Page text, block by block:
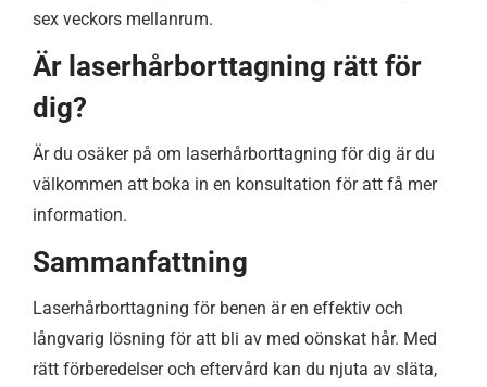
sex veckors mellanrum.
Är laserhårborttagning rätt för
dig?
Är du osäker på om laserhårborttagning för dig är du
välkommen att boka in en konsultation för att få mer
information.
Sammanfattning
Laserhårborttagning för benen är en effektiv och
långvarig lösning för att bli av med oönskat hår. Med
rätt förberedelser och eftervård kan du njuta av släta,